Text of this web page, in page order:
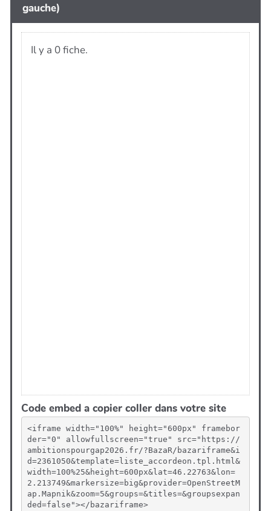
gauche)
Code embed a copier coller dans votre site
<iframe width="100%" height="600px" framebor
der="0" allowfullscreen="true" src="https://
ambitionspourgap2026.fr/?BazaR/bazariframe&i
d=2361050&template=liste_accordeon.tpl.html&
width=100%25&height=600px&lat=46.22763&lon=
2.213749&markersize=big&provider=OpenStreetM
ap.Mapnik&zoom=5&groups=&titles=&groupsexpan
ded=false"></bazariframe>